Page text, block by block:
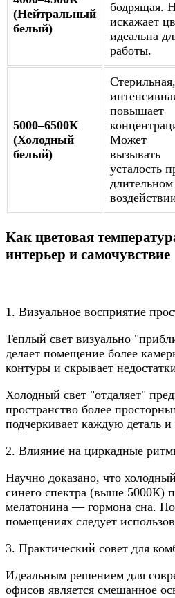
(Нейтральный
белый)
бодрящая.
искажает
идеальна
работы.
5000–6500К
(Холодный
белый)
Стерильная,
повышает
Может
вызывать
усталость
длительном
Как цветовая
интерьер и самочувствие
1. Визуальное восприятие
Теплый свет визуально
делает помещение более
контуры и скрывает
Холодный свет "отдаляет"
пространство более
подчеркивает каждую деталь и
2. Влияние на циркадные
Научно доказано, что
синего спектра (выше 5000К)
мелатонина — гормона сна.
помещениях следует
3. Практический совет для
Идеальным решением для
офисов является смешанное